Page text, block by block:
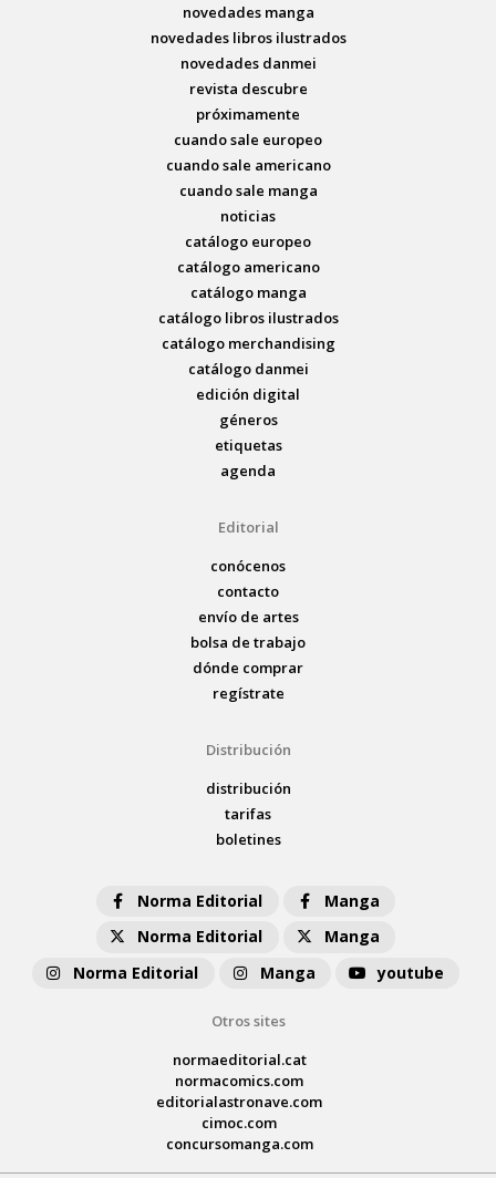
novedades manga
novedades libros ilustrados
novedades danmei
revista descubre
próximamente
cuando sale europeo
cuando sale americano
cuando sale manga
noticias
catálogo europeo
catálogo americano
catálogo manga
catálogo libros ilustrados
catálogo merchandising
catálogo danmei
edición digital
géneros
etiquetas
agenda
Editorial
conócenos
contacto
envío de artes
bolsa de trabajo
dónde comprar
regístrate
Distribución
distribución
tarifas
boletines
Norma Editorial
Manga
Norma Editorial
Manga
Norma Editorial
Manga youtube
Otros sites
normaeditorial.cat
normacomics.com
editorialastronave.com
cimoc.com
concursomanga.com